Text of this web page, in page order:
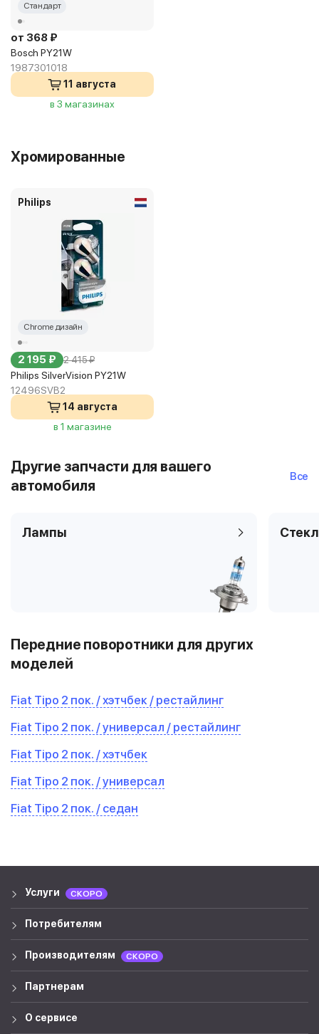
Стандарт
от 368 ₽
Bosch PY21W
1987301018
11 августа
в 3 магазинах
Хромированные
Philips
Chrome дизайн
2 195 ₽ 2 415 ₽
Philips SilverVision PY21W
12496SVB2
14 августа
в 1 магазине
Другие запчасти для вашего
автомобиля
Все
Лампы
Передние поворотники для других
моделей
Fiat Tipo 2 пок. / хэтчбек / рестайлинг
Fiat Tipo 2 пок. / универсал / рестайлинг
Fiat Tipo 2 пок. / хэтчбек
Fiat Tipo 2 пок. / универсал
Fiat Tipo 2 пок. / седан
Услуги СКОРО
Потребителям
Производителям СКОРО
Партнерам
О сервисе